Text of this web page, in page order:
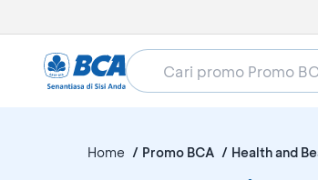
Home Promo BCA Health and